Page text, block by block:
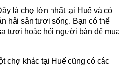
là chợ lớn nhất tại Huế và có
hải sản tươi sống. Bạn có thể
tươi hoặc hỏi người bán để mua
chợ khác tại Huế cũng có các